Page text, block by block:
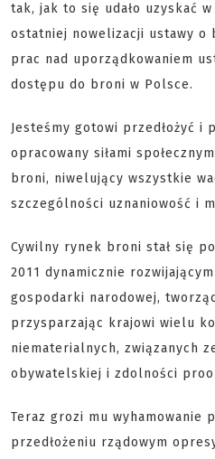
tak, jak to się udało uzyskać
ostatniej nowelizacji ustawy o
prac nad uporządkowaniem
dostępu do broni w Polsce.
Jesteśmy gotowi przedłożyć i
opracowany siłami
broni, niwelujący wszystkie
szczególności uznaniowość i
Cywilny rynek broni stał się
2011 dynamicznie
gospodarki narodowej,
przysparzając krajowi wielu
niematerialnych, związanych
obywatelskiej i zdolności
Teraz grozi mu wyhamowanie
przedłożeniu rządowym